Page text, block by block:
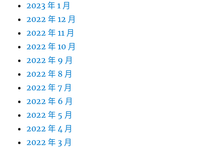
2023 年 1 月
2022 年 12 月
2022 年 11 月
2022 年 10 月
2022 年 9 月
2022 年 8 月
2022 年 7 月
2022 年 6 月
2022 年 5 月
2022 年 4 月
2022 年 3 月